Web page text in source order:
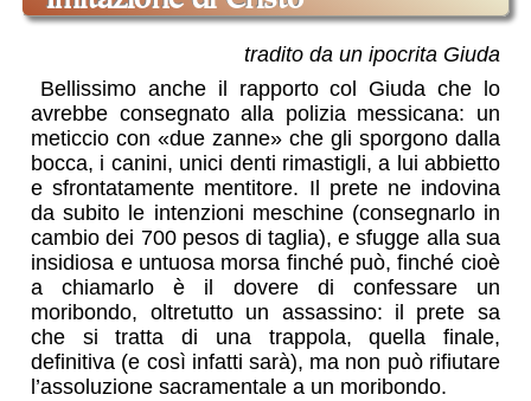
tradito da un ipocrita Giuda
Bellissimo anche il rapporto col Giuda che lo
avrebbe consegnato alla polizia messicana: un
meticcio con «due zanne» che gli sporgono dalla
bocca, i canini, unici denti rimastigli, a lui abbietto
e sfrontatamente mentitore. Il prete ne indovina
da subito le intenzioni meschine (consegnarlo in
cambio dei 700 pesos di taglia), e sfugge alla sua
insidiosa e untuosa morsa finché può, finché cioè
a chiamarlo è il dovere di confessare un
moribondo, oltretutto un assassino: il prete sa
che si tratta di una trappola, quella finale,
definitiva (e così infatti sarà), ma non può rifiutare
l’assoluzione sacramentale a un moribondo.